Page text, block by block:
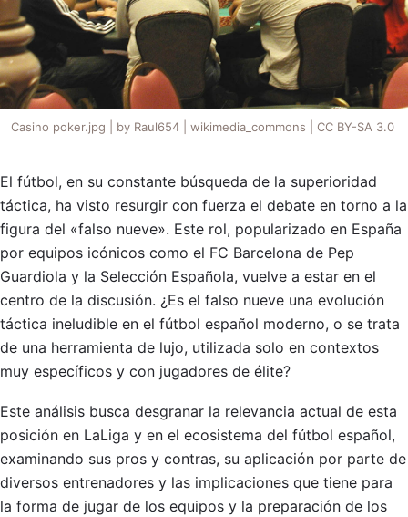
Casino poker.jpg | by Raul654 | wikimedia_commons | CC BY-SA 3.0
El fútbol, en su constante búsqueda de la superioridad
táctica, ha visto resurgir con fuerza el debate en torno a la
figura del «falso nueve». Este rol, popularizado en España
por equipos icónicos como el FC Barcelona de Pep
Guardiola y la Selección Española, vuelve a estar en el
centro de la discusión. ¿Es el falso nueve una evolución
táctica ineludible en el fútbol español moderno, o se trata
de una herramienta de lujo, utilizada solo en contextos
muy específicos y con jugadores de élite?
Este análisis busca desgranar la relevancia actual de esta
posición en LaLiga y en el ecosistema del fútbol español,
examinando sus pros y contras, su aplicación por parte de
diversos entrenadores y las implicaciones que tiene para
la forma de jugar de los equipos y la preparación de los